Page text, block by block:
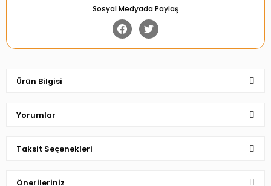
Sosyal Medyada Paylaş
Ürün Bilgisi
Yorumlar
Taksit Seçenekleri
Önerileriniz